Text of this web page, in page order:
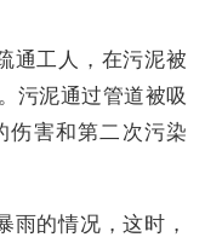
通工人，在污泥被
污泥通过管道被吸
伤害和第二次污染
雨的情况，这时，